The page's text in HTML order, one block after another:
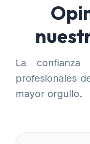
La
profesionales
mayor orgullo.